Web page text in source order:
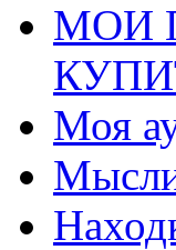
МОИ
Моя